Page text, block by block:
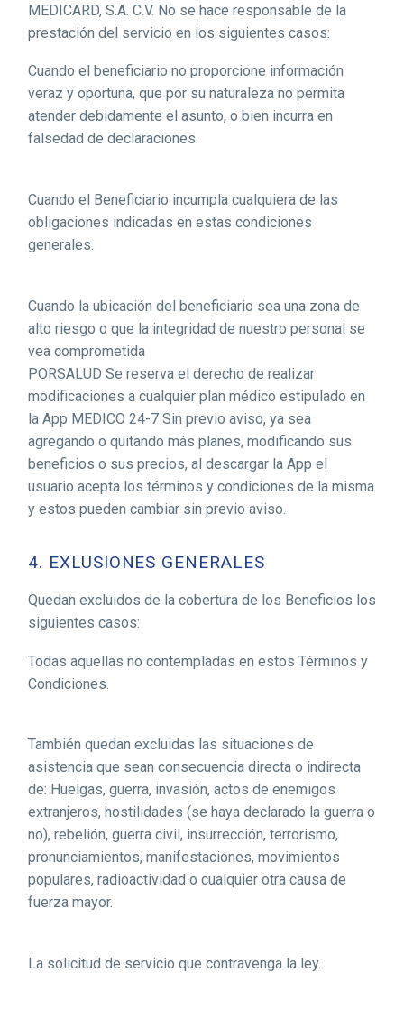
MEDICARD, S.A. C.V. No se hace responsable de la
prestación del servicio en los siguientes casos:
Cuando el beneficiario no proporcione información
veraz y oportuna, que por su naturaleza no permita
atender debidamente el asunto, o bien incurra en
falsedad de declaraciones.
Cuando el Beneficiario incumpla cualquiera de las
obligaciones indicadas en estas condiciones
generales.
Cuando la ubicación del beneficiario sea una zona de
alto riesgo o que la integridad de nuestro personal se
vea comprometida
PORSALUD Se reserva el derecho de realizar
modificaciones a cualquier plan médico estipulado en
la App MEDICO 24-7 Sin previo aviso, ya sea
agregando o quitando más planes, modificando sus
beneficios o sus precios, al descargar la App el
usuario acepta los términos y condiciones de la misma
y estos pueden cambiar sin previo aviso.
4. EXLUSIONES GENERALES
Quedan excluidos de la cobertura de los Beneficios los
siguientes casos:
Todas aquellas no contempladas en estos Términos y
Condiciones.
También quedan excluidas las situaciones de
asistencia que sean consecuencia directa o indirecta
de: Huelgas, guerra, invasión, actos de enemigos
extranjeros, hostilidades (se haya declarado la guerra o
no), rebelión, guerra civil, insurrección, terrorismo,
pronunciamientos, manifestaciones, movimientos
populares, radioactividad o cualquier otra causa de
fuerza mayor.
La solicitud de servicio que contravenga la ley.